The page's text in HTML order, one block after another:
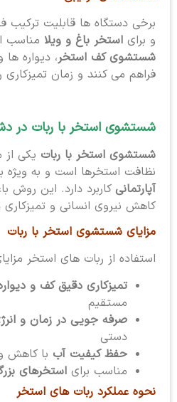
برخی دستگاه ها قابلیت ترکیب
و برای استخر باغ و ویلامناسب
شستشوی کف استخر، دیواره
فراهم می کنند و زمان تمیزکاری
شستشوی استخر با ربات در
شستشوی استخر با رباتیکی از
نظافت استخرها است و به ویژه
آپارتمانیکاربرد دارد. این روش
کاهش نیروی انسانی و
مزایای شستشوی استخر با ربات
استفاده از ربات های استخر
تمیزکاری دقیق کف و
مستقیم
صرفه جویی در زمان و
دستی
حفظ کیفیت آببا کاهش
مناسب برای استخرهای
نحوه عملکرد ربات های استخر